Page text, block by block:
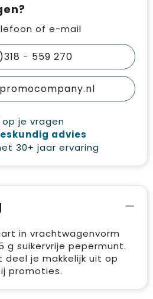
of e-mail
- 559 270
op je vragen
advies
30+ jaar ervaring
in vrachtwagenvorm
g suikervrije pepermunt.
je makkelijk uit op
promoties.